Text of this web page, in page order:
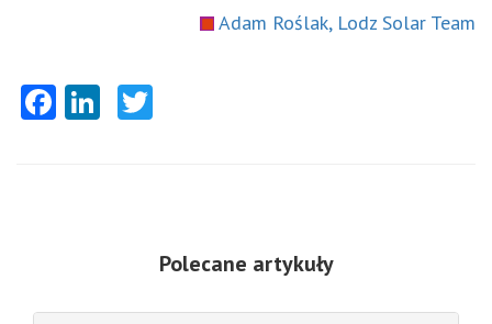
Adam Roślak, Lodz Solar Team
Facebook
LinkedIn
Polecane artykuły